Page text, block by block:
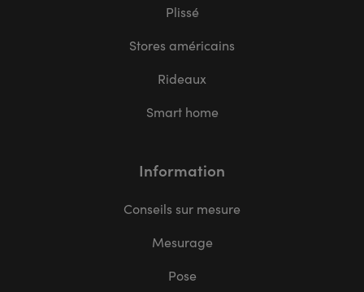
Plissé
Stores américains
Rideaux
Smart home
Information
Conseils sur mesure
Mesurage
Pose